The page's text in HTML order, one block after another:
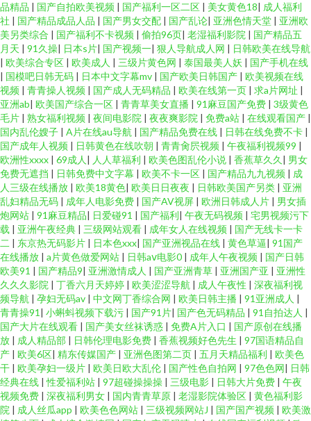
品精品 | 国产自拍欧美视频 | 国产福利一区二区 | 美女黄色18| 成人福利
社 | 国产精品成品人品 | 国产男女交配 | 国产乱论| 亚洲色情天堂 | 亚洲欧
美另类综合 | 国产福利不卡视频 | 偷拍96页| 老湿福利影院 | 国产精品五
月天 | 91久操| 日本s片| 国产视频一| 狠人导航成人网 | 日韩欧美在线导航
| 欧美综合专区 | 欧美成人 | 三级片黄色网 | 泰国最美人妖 | 国产手机在线
| 国模吧日韩无码 | 日本中文字幕mv | 国产欧美日韩国产 | 欧美视频在线
视频 | 青青操人视频 | 国产成人无码精品 | 欧美在线第一页 | 求a片网址 |
亚洲ab| 欧美国产综合一区 | 青青草美女直播 | 91麻豆国产免费 | 3级黄色
毛片 | 熟女福利视频 | 夜间电影院 | 夜夜爽影院 | 免费a站 | 在线观看国产 |
国内乱伦嫂子 | A片在线au导航 | 国产精品免费在线 | 日韩在线免费不卡 |
国产成年人视频 | 日韩黄色在线吹朝 | 青青肏屄视频 | 午夜福利视频99 |
欧洲性xxxx | 69成人 | 人人草福利 | 欧美色图乱伦小说 | 香蕉草久久 | 男女
免费无遮挡 | 日韩免费中文字幕 | 欧美不卡一区 | 国产精品九九视频 | 成
人三级在线播放 | 欧美18黄色| 欧美日日夜夜 | 日韩欧美国产另类 | 亚洲
乱妇精品无码 | 成年人电影免费 | 国产AV视屏 | 欧洲日韩成人片 | 男女插
炮网站 | 91麻豆精品| 日爱碰91 | 国产福利| 午夜无码视频 | 宅男视频污下
载 | 亚洲午夜经典 | 三级网站观看 | 成年女人在线视频 | 国产无线卡一卡
二 | 东京热无码影片 | 日本色xxx| 国产亚洲视品在线 | 黄色草逼| 91国产
在线播放 | a片黄色做爱网站 | 日韩aⅴ电影0 | 成年人午夜视频 | 国产日韩
欧美91 | 国产精品9| 亚洲激情成人 | 国产亚洲青草 | 亚洲国产亚 | 亚洲性
久久久影院 | 丁香六月天婷婷 | 欧美涩涩导航 | 成人午夜性 | 深夜福利视
频导航 | 孕妇无码av | 中文网丁香综合网 | 欧美日韩主播 | 91亚洲成人 |
青青操91 | 小蝌蚪视频下载污 | 国产91片| 国产色无码精品 | 91自拍达人 |
国产大片在线观看 | 国产美女丝袜诱惑 | 免费A片入口 | 国产原创在线播
放 | 成人精品部 | 日韩伦理电影免费 | 香蕉视频好色先生 | 97国语精品自
产 | 欧美6区| 精东传媒国产 | 亚洲色图第二页 | 五月天精品福利 | 欧美色
干 | 欧美孕妇一级片 | 欧美日欧大乱伦 | 国产性色自拍网 | 97色色网| 日韩
经典在线 |性爱福利站 | 97超碰操操操 | 三级电影 | 日韩大片免费 | 午夜
视频免费 | 深夜福利男女 | 国内青青草原 | 老湿影院体验区 | 黄色福利影
院 | 成人丝瓜app | 欧美色色网站 | 三级视频网站J | 国产国产视频 | 欧美激